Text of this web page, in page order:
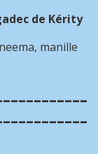
de Kérity
manille